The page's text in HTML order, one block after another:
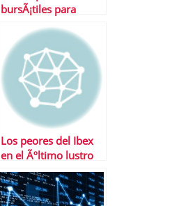
bursÃ¡tiles para
Los peores del Ibex
en el Ãºltimo lustro
son….